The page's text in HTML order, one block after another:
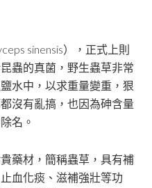
sinensis），正式上則
蟲的真菌，野生蟲草非常
水中，以求重量變重，狠
沒有亂搞，也因為砷含量
名。
藥材，簡稱蟲草，具有補
血化痰、滋補強壯等功